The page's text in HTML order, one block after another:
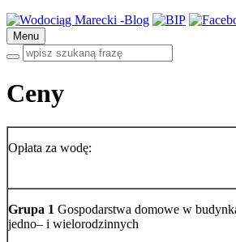
Menu
Ceny
Opłata za wodę:
Grupa 1 Gospodarstwa domowe w
jedno– i wielorodzinnych